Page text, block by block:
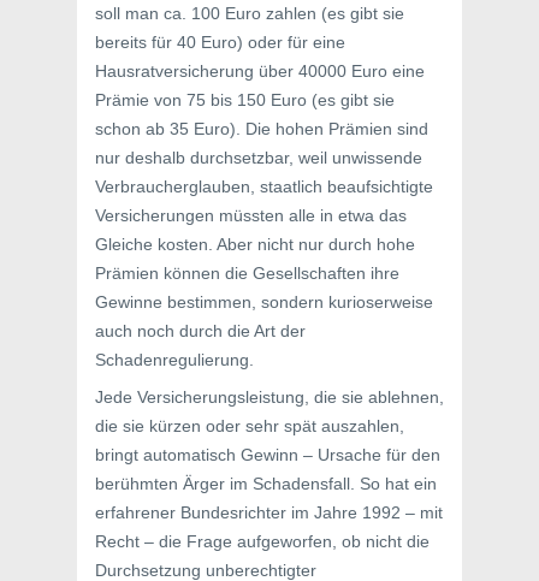
soll man ca. 100 Euro zahlen (es gibt sie
bereits für 40 Euro) oder für eine
Hausratversicherung über 40000 Euro eine
Prämie von 75 bis 150 Euro (es gibt sie
schon ab 35 Euro). Die hohen Prämien sind
nur deshalb durchsetzbar, weil unwissende
Verbraucherglauben, staatlich beaufsichtigte
Versicherungen müssten alle in etwa das
Gleiche kosten. Aber nicht nur durch hohe
Prämien können die Gesellschaften ihre
Gewinne bestimmen, sondern kurioserweise
auch noch durch die Art der
Schadenregulierung.
Jede Versicherungsleistung, die sie ablehnen,
die sie kürzen oder sehr spät auszahlen,
bringt automatisch Gewinn – Ursache für den
berühmten Ärger im Schadensfall. So hat ein
erfahrener Bundesrichter im Jahre 1992 – mit
Recht – die Frage aufgeworfen, ob nicht die
Durchsetzung unberechtigter